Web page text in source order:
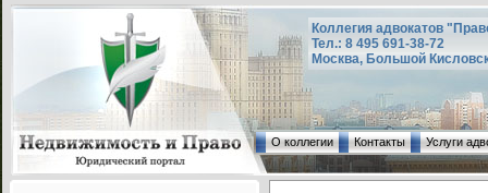
Коллегия адвокатов
Тел.: 8 495 691-38-72
Москва, Большой
О коллегии Контакты Услуги